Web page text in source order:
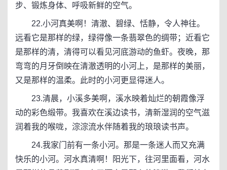
步、锻炼身体、呼吸新鲜的空气。
22.小河真美啊！清澈、碧绿、恬静，令人神往。
远看它是那样的绿，绿得像一条翡翠色的绸带；近看它
是那样的清，清得可以看见河底游动的鱼虾。夜晚，那
弯弯的月牙倒映在清澈透明的小河上，是那样的美丽，
又是那样的温柔。此时的小河更显得迷人。
23.清晨，小溪多美啊，溪水映着灿烂的朝霞像浮
动的彩色缎带。我喜欢在溪边读书，清新湿润的空气滋
润着我的喉咙，淙淙流水伴随着我的琅琅读书声。
24.我家门前有一条小河。那是一条迷人而又充满
快乐的小河。河水真清啊！阳光下，往河里面看，河水